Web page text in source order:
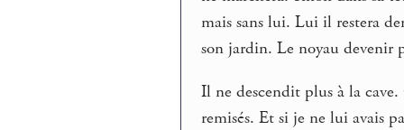
mais sans lui. Lui il restera
son jardin. Le noyau devenir
Il ne descendit plus à la
remisés. Et si je ne lui avais